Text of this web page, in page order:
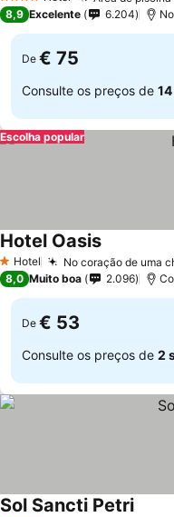
4 Estrelas
8,9 Excelente 6.204
De € 75
Consulte os preços de
Escolha popular
1 Estrelas
Hotel No coração de uma
Hotel Oasis
8,0 Muito boa 2.096
De € 53
Consulte os preços de 2
Sol Sancti Petri